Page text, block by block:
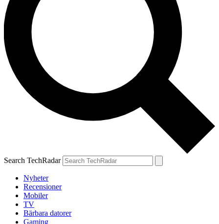
Search TechRadar
Nyheter
Recensioner
Mobiler
TV
Bärbara datorer
Gaming